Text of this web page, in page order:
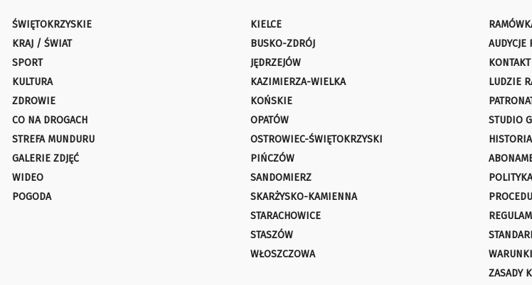
ŚWIĘTOKRZYSKIE
KRAJ / ŚWIAT
SPORT
KULTURA
ZDROWIE
CO NA DROGACH
STREFA MUNDURU
GALERIE ZDJĘĆ
WIDEO
POGODA
KIELCE
BUSKO-ZDRÓJ
JĘDRZEJÓW
KAZIMIERZA-WIELKA
KOŃSKIE
OPATÓW
OSTROWIEC-ŚWIĘTOKRZYSKI
PIŃCZÓW
SANDOMIERZ
SKARŻYSKO-KAMIENNA
STARACHOWICE
STASZÓW
WŁOSZCZOWA
AUDYCJE
KONTAKT
LUDZIE
STUDIO
ZASADY